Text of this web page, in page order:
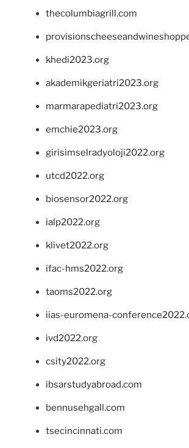
thecolumbiagrill.com
khedi2023.org
akademikgeriatri2023.org
marmarapediatri2023.org
emchie2023.org
girisimselradyoloji2022.org
utcd2022.org
biosensor2022.org
ialp2022.org
klivet2022.org
ifac-hms2022.org
taoms2022.org
iias-euromena-
ivd2022.org
csity2022.org
ibsarstudyabroad.com
bennusehgall.com
tsecincinnati.com